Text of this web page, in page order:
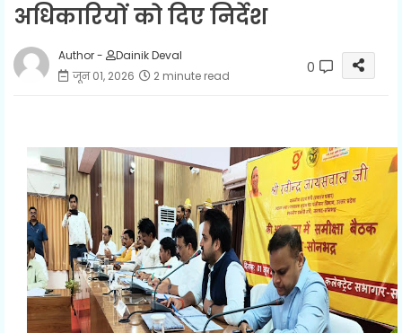
अधिकारियों को दिए निर्देश
Author -
Dainik Deval
जून 01, 2026
2 minute read 0